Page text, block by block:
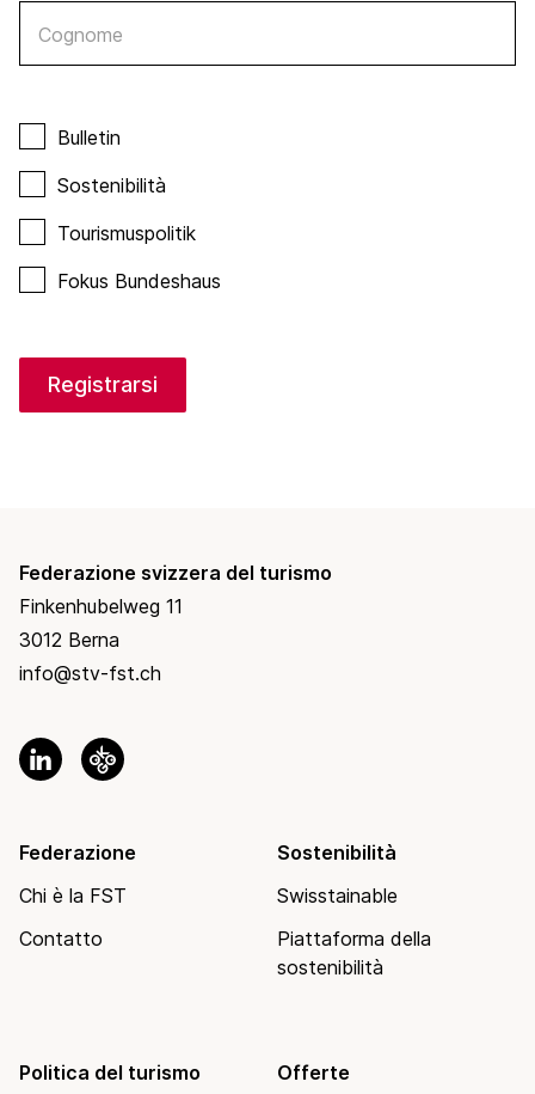
Cognome
Bulletin
Sostenibilità
Tourismuspolitik
Fokus Bundeshaus
Registrarsi
Federazione svizzera del turismo
Finkenhubelweg 11
3012 Berna
info@stv-fst.ch
Federazione
Chi è la FST
Contatto
Sostenibilità
Swisstainable
Piattaforma della
sostenibilità
Politica del turismo Offerte